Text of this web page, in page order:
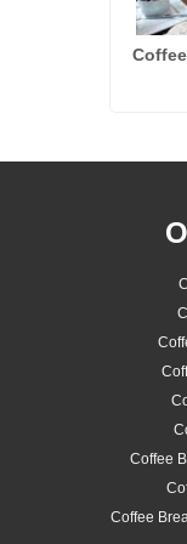
Coffee
Coffee